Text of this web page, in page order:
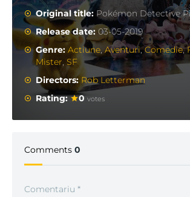
Original title: Pokémon Detective
Release date:03-05-2019
Genre:Actiune,Aventuri,Comedie,
Mister,SF
Directors: Rob Letterman
Rating:
0 votes
Comments 0
Comentariu *